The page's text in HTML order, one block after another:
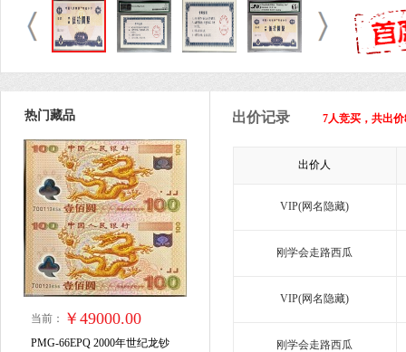
热门藏品
当前： ￥49000.00
PMG-66EPQ 2000年世纪龙钞
出价记录 7人竞买，共出
出价人
VIP(网名隐藏)
刚学会走路西瓜
VIP(网名隐藏)
刚学会走路西瓜